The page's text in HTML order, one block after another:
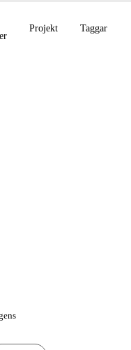
Projekt Taggar